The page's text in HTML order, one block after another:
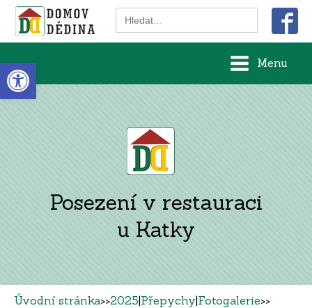
Open toolbar
Search
for:
Menu
Posezení v restauraci
u Katky
Úvodní stránka>>2025|Přepychy|Fotogalerie>>